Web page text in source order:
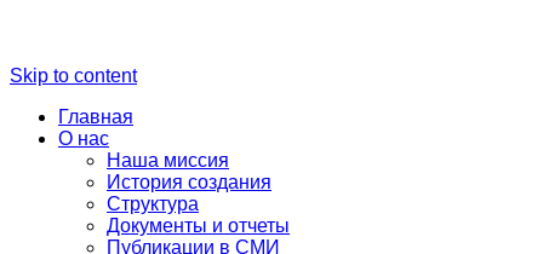
Skip to content
Главная
О нас
Наша миссия
История создания
Структура
Документы и отчеты
Публикации в СМИ